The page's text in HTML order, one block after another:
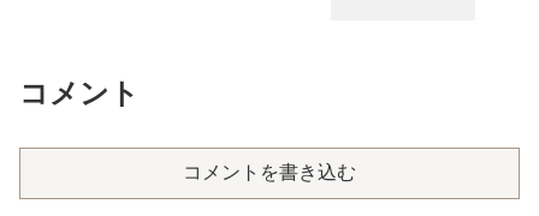
コメント
コメントを書き込む